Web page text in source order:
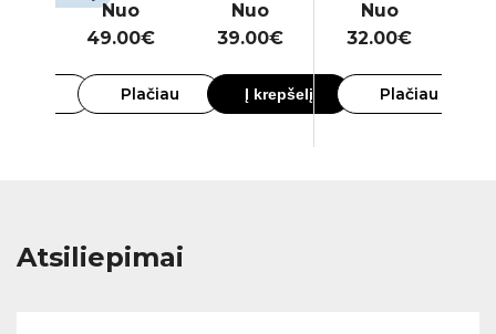
Nuo
49.00€
Plačiau
Nuo
39.00€
Į krepšelį
Nuo
32.00€
Plačiau
Atsiliepimai